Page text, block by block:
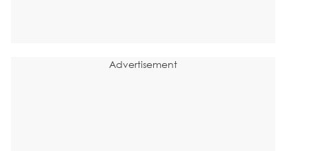
Advertisement